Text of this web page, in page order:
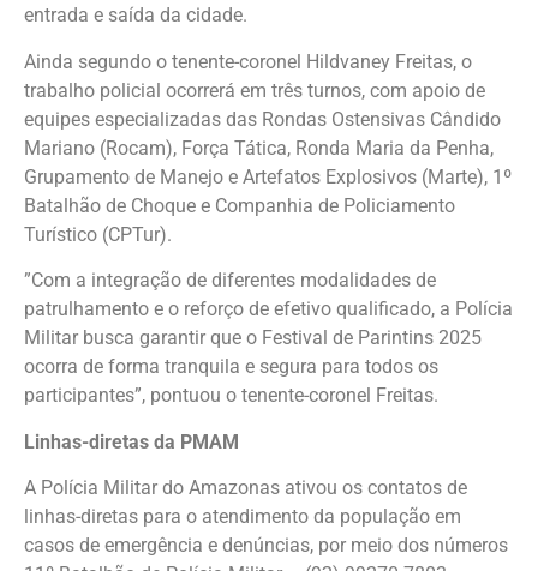
entrada e saída da cidade.
Ainda segundo o tenente-coronel Hildvaney Freitas, o
trabalho policial ocorrerá em três turnos, com apoio de
equipes especializadas das Rondas Ostensivas Cândido
Mariano (Rocam), Força Tática, Ronda Maria da Penha,
Grupamento de Manejo e Artefatos Explosivos (Marte), 1º
Batalhão de Choque e Companhia de Policiamento
Turístico (CPTur).
”Com a integração de diferentes modalidades de
patrulhamento e o reforço de efetivo qualificado, a Polícia
Militar busca garantir que o Festival de Parintins 2025
ocorra de forma tranquila e segura para todos os
participantes”, pontuou o tenente-coronel Freitas.
Linhas-diretas da PMAM
A Polícia Militar do Amazonas ativou os contatos de
linhas-diretas para o atendimento da população em
casos de emergência e denúncias, por meio dos números